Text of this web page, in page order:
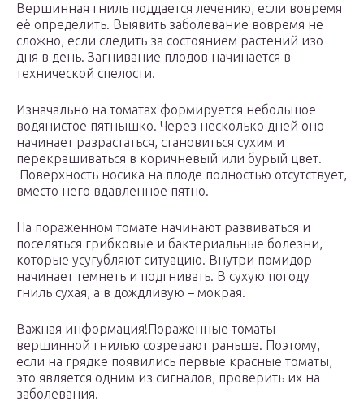
Вершинная гниль поддается лечению, если вовремя
её определить. Выявить заболевание вовремя не
сложно, если следить за состоянием растений изо
дня в день. Загнивание плодов начинается в
технической спелости.
Изначально на томатах формируется небольшое
водянистое пятнышко. Через несколько дней оно
начинает разрастаться, становиться сухим и
перекрашиваться в коричневый или бурый цвет.
Поверхность носика на плоде полностью отсутствует,
вместо него вдавленное пятно.
На пораженном томате начинают развиваться и
поселяться грибковые и бактериальные болезни,
которые усугубляют ситуацию. Внутри помидор
начинает темнеть и подгнивать. В сухую погоду
гниль сухая, а в дождливую – мокрая.
Важная информация!Пораженные томаты
вершинной гнилью созревают раньше. Поэтому,
если на грядке появились первые красные томаты,
это является одним из сигналов, проверить их на
заболевания.